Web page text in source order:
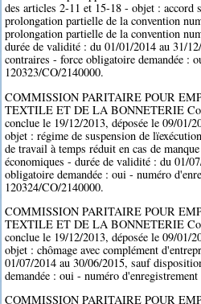
des articles 2-11 et 15-18 - objet : accord
prolongation partielle de la convention
prolongation partielle de la convention
durée de validité : du 01/01/2014 au 31/
contraires - force obligatoire demandée :
120323/CO/2140000.
COMMISSION PARITAIRE POUR
TEXTILE ET DE LA BONNETERIE
conclue le 19/12/2013, déposée le 09/01/
objet : régime de suspension de
de travail à temps réduit en cas de
économiques - durée de validité : du 01/
obligatoire demandée : oui - numéro
120324/CO/2140000.
COMMISSION PARITAIRE POUR
TEXTILE ET DE LA BONNETERIE
conclue le 19/12/2013, déposée le 09/01/
objet : chômage avec complément
01/07/2014 au 30/06/2015, sauf
demandée : oui - numéro
COMMISSION PARITAIRE POUR